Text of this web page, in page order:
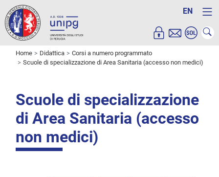
EN
Home Didattica
Corsi a numero programmato
Scuole di specializzazione di Area Sanitaria (accesso non medici)
Scuole di specializzazione
di Area Sanitaria (accesso
non medici)